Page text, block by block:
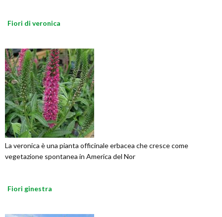
Fiori di veronica
La veronica è una pianta officinale erbacea che cresce come
vegetazione spontanea in America del Nor
Fiori ginestra